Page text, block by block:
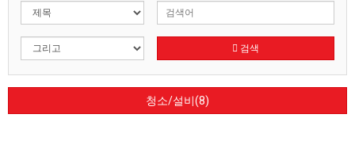
검색
청소/설비(8)